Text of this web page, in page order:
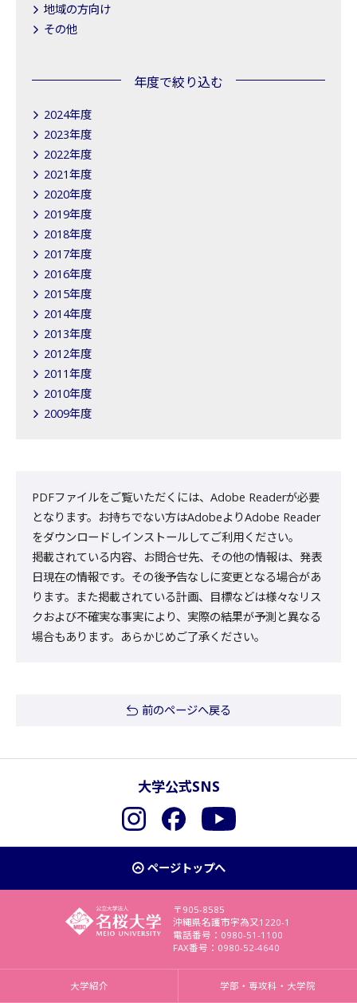
地域の方向け
その他
年度で絞り込む
2024年度
2023年度
2022年度
2021年度
2020年度
2019年度
2018年度
2017年度
2016年度
2015年度
2014年度
2013年度
2012年度
2011年度
2010年度
2009年度
PDFファイルをご覧いただくには、Adobe Readerが必要
となります。お持ちでない方はAdobeよりAdobe Reader
をダウンロードしインストールしてご利用ください。
掲載されている内容、お問合せ先、その他の情報は、発表
日現在の情報です。その後予告なしに変更となる場合があ
ります。また掲載されている計画、目標などは様々なリス
クおよび不確実な事実により、実際の結果が予測と異なる
場合もあります。あらかじめご了承ください。
前のページへ戻る
大学公式SNS
InstagramFacebookYouTube
ページトップへ
〒905-8585
沖縄県名護市字為又1220-1
電話番号：0980-51-1100
FAX番号：0980-52-4640
大学紹介 学部・専攻科・大学院